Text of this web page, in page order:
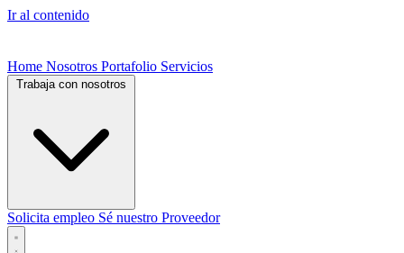
Ir al contenido
Home Nosotros Portafolio Servicios
Solicita empleo Sé nuestro Proveedor